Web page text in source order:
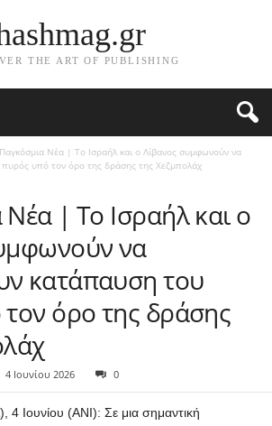
THE ART OF PUBLISHING
Παγκόσμια Νέα | Το Ισραήλ και ο Λίβανος συμφωνούν να
υπό τον όρο της δράσης της Χεζμπολάχ
| Το Ισραήλ και ο
να
κατάπαυση του
όρο της δράσης
4 Ιουνίου 2026 0
Ιουνίου (ANI): Σε μια σημαντική